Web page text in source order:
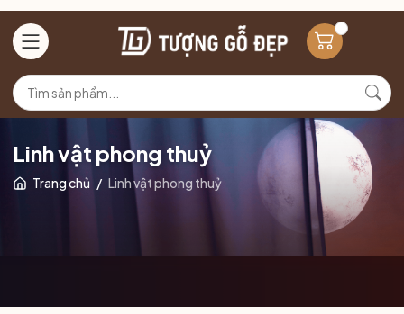
Linh vật phong thuỷ
Trang chủ / Linh vật phong thuỷ